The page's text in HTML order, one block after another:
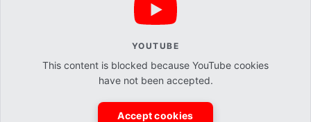
YOUTUBE
This content is blocked because YouTube cookies
have not been accepted.
Accept cookies